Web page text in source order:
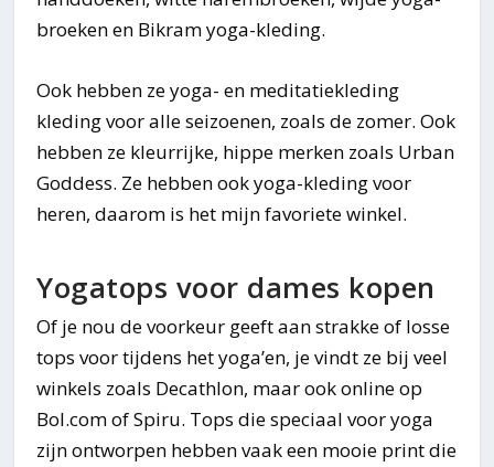
broeken en Bikram yoga-kleding.
Ook hebben ze yoga- en meditatiekleding
kleding voor alle seizoenen, zoals de zomer. Ook
hebben ze kleurrijke, hippe merken zoals Urban
Goddess. Ze hebben ook yoga-kleding voor
heren, daarom is het mijn favoriete winkel.
Yogatops voor dames kopen
Of je nou de voorkeur geeft aan strakke of losse
tops voor tijdens het yoga’en, je vindt ze bij veel
winkels zoals Decathlon, maar ook online op
Bol.com of Spiru. Tops die speciaal voor yoga
zijn ontworpen hebben vaak een mooie print die